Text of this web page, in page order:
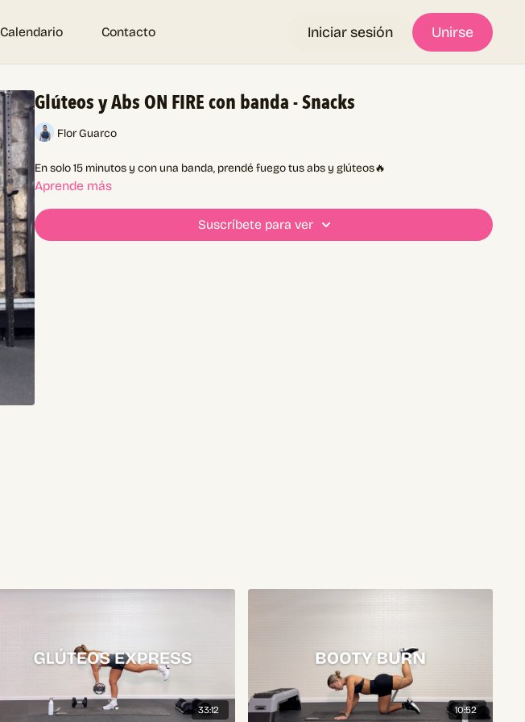
Calendario Contacto Iniciar sesión Unirse
Glúteos y Abs ON FIRE con banda - Snacks
Flor Guarco
En solo 15 minutos y con una banda, prendé fuego tus abs y glúteos🔥
Aprende más
Suscríbete para ver
33:12 10:52